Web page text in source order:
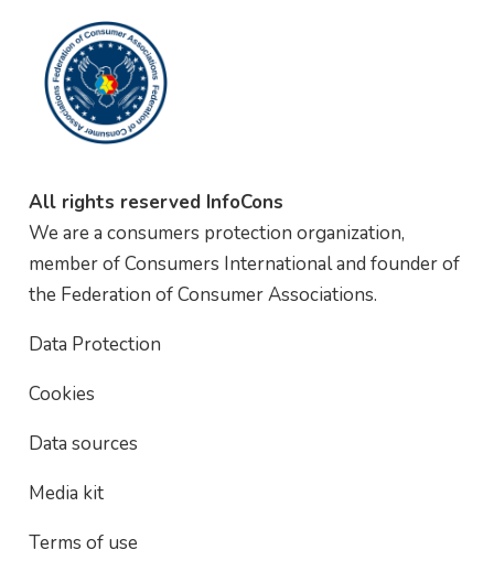
All rights reserved InfoCons
We are a consumers protection organization,
member of Consumers International and founder of
the Federation of Consumer Associations.
Data Protection
Cookies
Data sources
Media kit
Terms of use